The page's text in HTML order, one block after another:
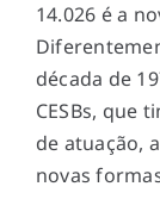
14.026 é a
década de
CESBs, que
de atuação,
novas